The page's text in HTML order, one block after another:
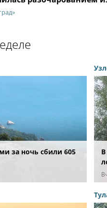
за ночь сбили 605